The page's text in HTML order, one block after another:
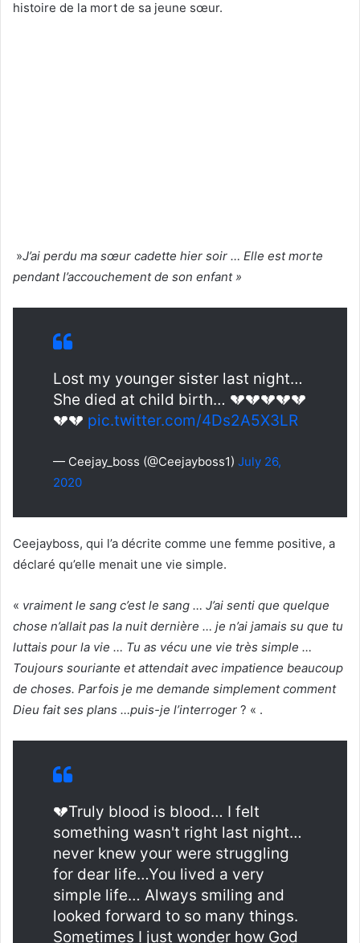
histoire de la mort de sa jeune sœur.
»J’ai perdu ma sœur cadette hier soir … Elle est morte
pendant l’accouchement de son enfant »
Lost my younger sister last night…
She died at child birth… 💔💔💔💔💔
💔💔 pic.twitter.com/4Ds2A5X3LR
— Ceejay_boss (@Ceejayboss1) July 26,
2020
Ceejayboss, qui l’a décrite comme une femme positive, a
déclaré qu’elle menait une vie simple.
« vraiment le sang c’est le sang … J’ai senti que quelque
chose n’allait pas la nuit dernière … je n’ai jamais su que tu
luttais pour la vie … Tu as vécu une vie très simple …
Toujours souriante et attendait avec impatience beaucoup
de choses. Parfois je me demande simplement comment
Dieu fait ses plans …puis-je l’interroger ? « .
💔Truly blood is blood… I felt
something wasn't right last night…
never knew your were struggling
for dear life…You lived a very
simple life… Always smiling and
looked forward to so many things.
Sometimes I just wonder how God